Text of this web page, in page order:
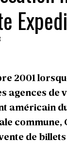
2001
agences de
américain
commune,
de